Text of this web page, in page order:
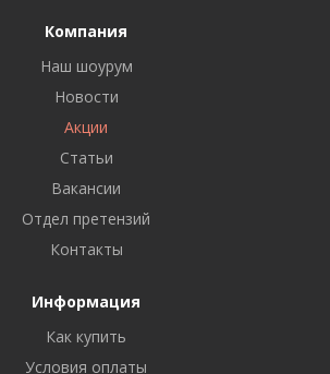
Компания
Наш шоурум
Новости
Акции
Статьи
Вакансии
Отдел претензий
Контакты
Информация
Как купить
Условия оплаты